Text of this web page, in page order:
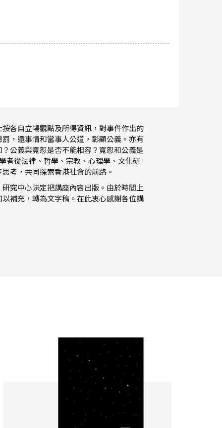
各自立場觀點及所得資訊，對事件作出的
，還事情和當事人公道，彰顯公義。亦有
公義與寬恕是否不能相容？寬恕和公義是
者從法律、哲學、宗教、心理學、文化研
考，共同探索香港社會的前路。
究中心決定把講座內容出版。由於時間上
補充，轉為文字稿。在此衷心感謝各位講